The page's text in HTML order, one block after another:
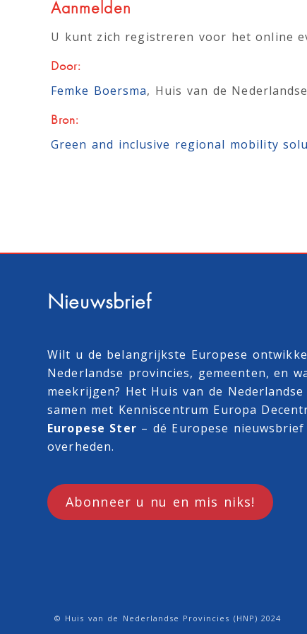
Aanmelden
U kunt zich registreren voor het online
Door:
Femke Boersma, Huis van de
Bron:
Green and inclusive regional mobility
Nieuwsbrief
Wilt u de belangrijkste Europese
Nederlandse provincies, gemeenten, en
meekrijgen? Het Huis van de
samen met Kenniscentrum Europa
Europese Ster – dé Europese
overheden.
Abonneer u nu en mis niks!
© Huis van de Nederlandse Provincies (HNP) 2024